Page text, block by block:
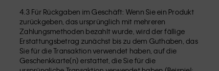
4.3 Für Rückgaben im Geschäft: Wenn Sie ein Produkt
zurückgeben, das ursprünglich mit mehreren
Zahlungsmethoden bezahlt wurde, wird der fällige
Erstattungsbetrag zunächst bis zu dem Guthaben, das
Sie für die Transaktion verwendet haben, auf die
Geschenkkarte(n) erstattet, die Sie für die